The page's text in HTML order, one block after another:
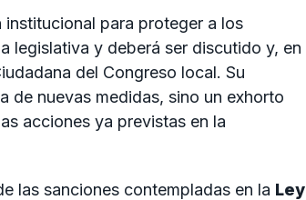
para proteger a los
legislativa y deberá ser discutido y, en
del Congreso local. Su
de nuevas medidas, sino un exhorto
acciones ya previstas en la
las sanciones contempladas en la Ley